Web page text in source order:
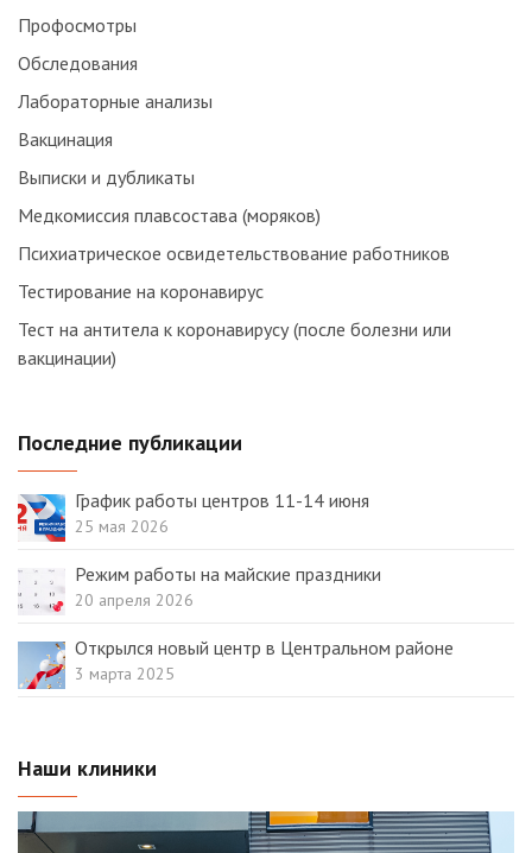
Профосмотры
Обследования
Лабораторные анализы
Вакцинация
Выписки и дубликаты
Медкомиссия плавсостава (моряков)
Психиатрическое освидетельствование работников
Тестирование на коронавирус
Тест на антитела к коронавирусу (после болезни или
вакцинации)
Последние публикации
График работы центров 11-14 июня
25 мая 2026
Режим работы на майские праздники
20 апреля 2026
Открылся новый центр в Центральном районе
3 марта 2025
Наши клиники